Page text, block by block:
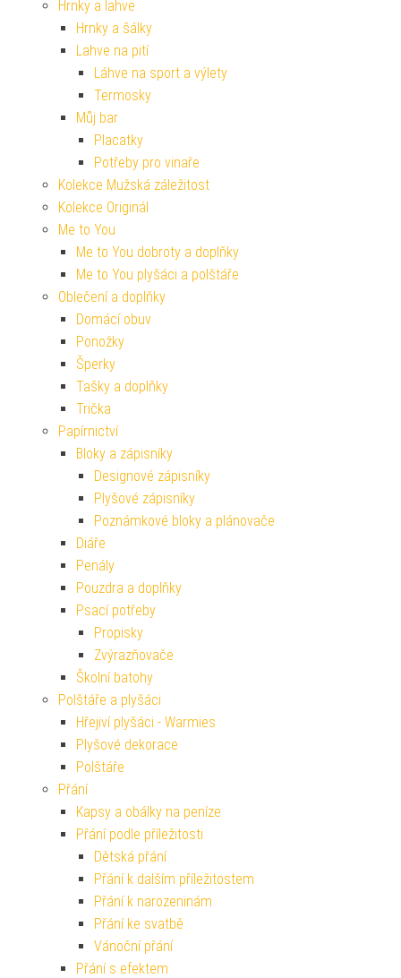
Hrnky a lahve
Hrnky a šálky
Lahve na pití
Láhve na sport a výlety
Termosky
Můj bar
Placatky
Potřeby pro vinaře
Kolekce Mužská záležitost
Kolekce Originál
Me to You
Me to You dobroty a doplňky
Me to You plyšáci a polštáře
Oblečení a doplňky
Domácí obuv
Ponožky
Šperky
Tašky a doplňky
Trička
Papírnictví
Bloky a zápisníky
Designové zápisníky
Plyšové zápisníky
Poznámkové bloky a plánovače
Diáře
Penály
Pouzdra a doplňky
Psací potřeby
Propisky
Zvýrazňovače
Školní batohy
Polštáře a plyšáci
Hřejiví plyšáci - Warmies
Plyšové dekorace
Polštáře
Přání
Kapsy a obálky na peníze
Přání podle příležitosti
Dětská přání
Přání k dalším příležitostem
Přání k narozeninám
Přání ke svatbě
Vánoční přání
Přání s efektem